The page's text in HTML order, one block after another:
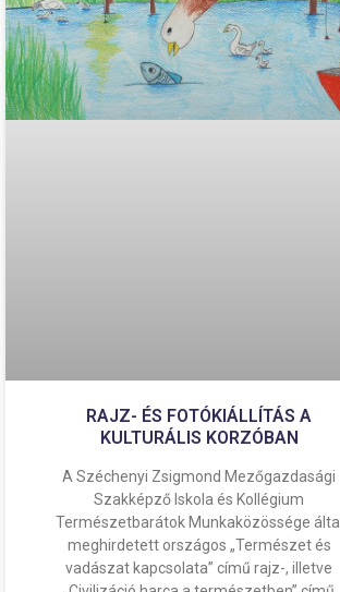
RAJZ- ÉS FOTÓKIÁLLÍTÁS A
KULTURÁLIS KORZÓBAN
A Széchenyi Zsigmond Mezőgazdasági
Szakképző Iskola és Kollégium
Természetbarátok Munkaközössége által
meghirdetett országos „Természet és
vadászat kapcsolata” című rajz-, illetve